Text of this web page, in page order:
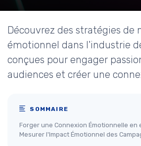
Découvrez des stratégies de
émotionnel dans l'industrie
conçues pour engager
audiences et créer une
SOMMAIRE
Forger une Connexion Émotionnelle en
Mesurer l'Impact Émotionnel des